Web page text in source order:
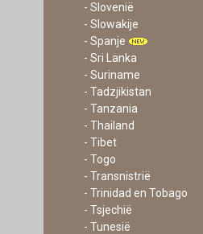
- Slovenië
- Slowakije
- Spanje
- Sri Lanka
- Suriname
- Tadzjikistan
- Tanzania
- Thailand
- Tibet
- Togo
- Transnistrië
- Trinidad en Tobago
- Tsjechië
- Tunesië